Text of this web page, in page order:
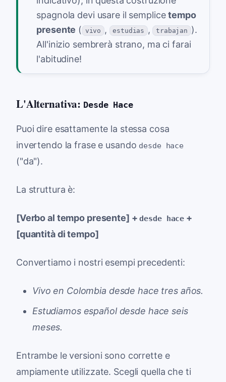
spagnola devi usare il semplicetempo
presente ( vivo , estudias , trabajan ).
All'inizio sembrerà strano, ma ci farai
l'abitudine!
L'Alternativa: Desde Hace
Puoi dire esattamente la stessa cosa
invertendo la frase e usando desde hace
("da").
La struttura è:
[Verbo al tempo presente] +desde hace +
[quantità di tempo]
Convertiamo i nostri esempi precedenti:
Vivo en Colombia desde hace tres años.
Estudiamos español desde hace seis
meses.
Entrambe le versioni sono corrette e
ampiamente utilizzate. Scegli quella che ti